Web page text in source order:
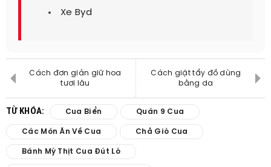
Xe Byd
Cách đơn giản giữ hoa
tươi lâu
Cách giặt tẩy đồ dùng
bằng da
TỪ KHÓA: Cua Biển Quán 9 Cua
Các Món Ăn Về Cua Chả Giò Cua
Bánh Mỳ Thịt Cua Đút Lò